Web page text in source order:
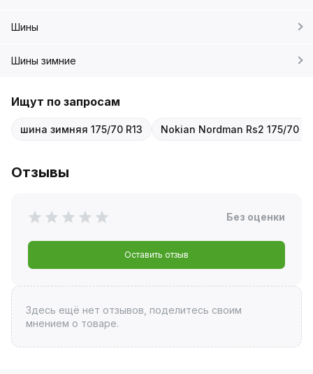
Шины
Шины зимние
Ищут по запросам
шина зимняя 175/70 R13 Nokian Nordman Rs2 175/70
Отзывы
Без оценки
Оставить отзыв
Здесь ещё нет отзывов, поделитесь своим
мнением о товаре.